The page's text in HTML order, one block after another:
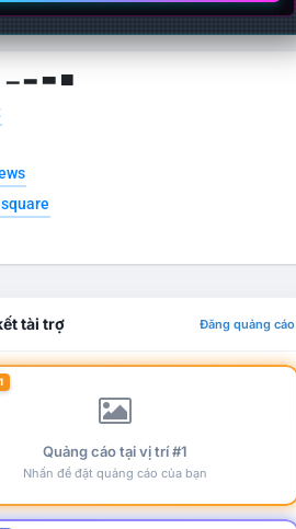
▁ ▂ ▃ ▄
tài trợ Đăng quảng cáo
Quảng cáo tại vị trí #1
Nhấn để đặt quảng cáo của bạn